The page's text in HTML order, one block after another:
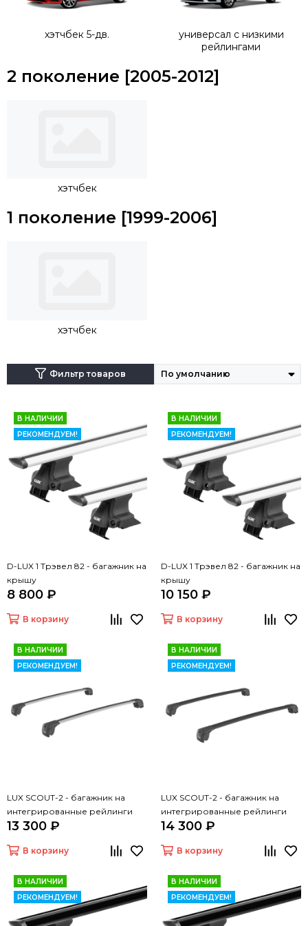
хэтчбек 5-дв.
универсал с низкими
рейлингами
2 поколение [2005-2012]
хэтчбек
1 поколение [1999-2006]
хэтчбек
Фильтр товаров
В НАЛИЧИИ
РЕКОМЕНДУЕМ!
D-LUX 1 Трэвел 82 - багажник на
крышу
8 800 ₽
В корзину
В НАЛИЧИИ
РЕКОМЕНДУЕМ!
D-LUX 1 Трэвел 82 - багажник на
крышу
10 150 ₽
В корзину
В НАЛИЧИИ
РЕКОМЕНДУЕМ!
LUX SCOUT-2 - багажник на
интегрированные рейлинги
(дуги крыловидные серые 110
13 300 ₽
В корзину
В НАЛИЧИИ
РЕКОМЕНДУЕМ!
LUX SCOUT-2 - багажник на
интегрированные рейлинги
(дуги крыловидные черные 110
14 300 ₽
В корзину
В НАЛИЧИИ
РЕКОМЕНДУЕМ!
В НАЛИЧИИ
РЕКОМЕНДУЕМ!